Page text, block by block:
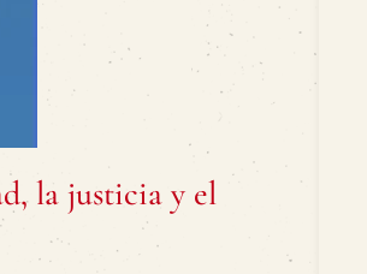
la justicia y el